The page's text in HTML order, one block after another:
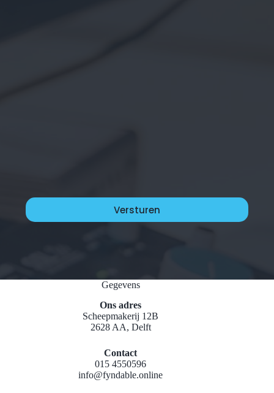
Gegevens
Ons adres
Scheepmakerij 12B
2628 AA, Delft
Contact
015 4550596
info@fyndable.online